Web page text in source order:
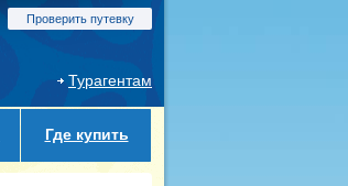
Проверить путевку
Турагентам
Где купить